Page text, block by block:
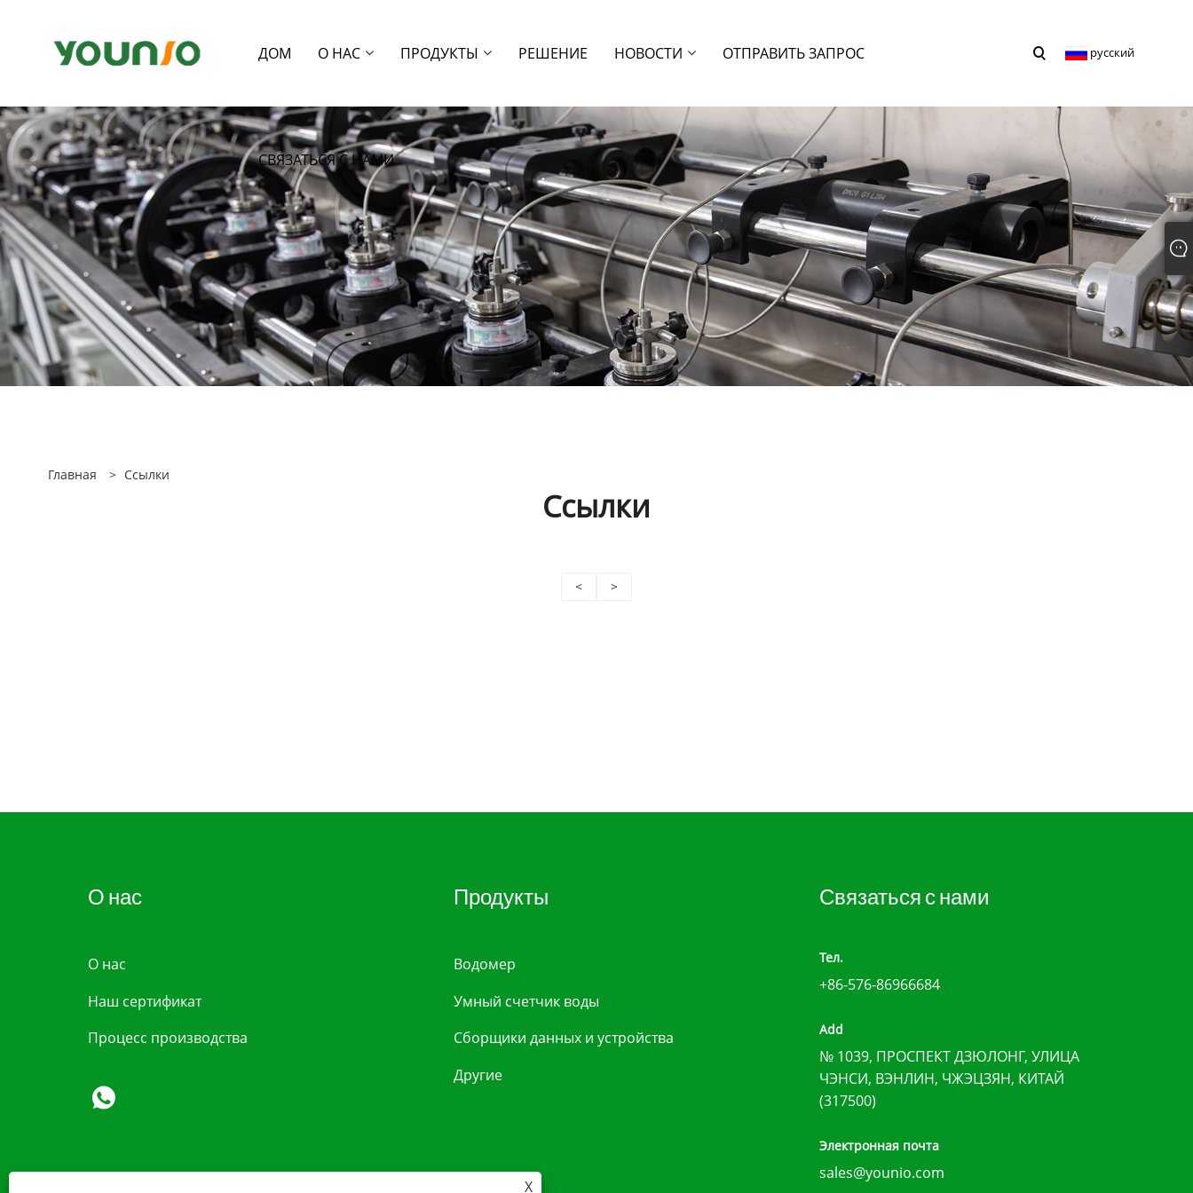
ДОМ О НАС ПРОДУКТЫ РЕШЕНИЕ НОВОСТИ ОТПРАВИТЬ ЗАПРОС
СВЯЗАТЬСЯ С НАМИ
русский
Главная > Ссылки
Ссылки
< >
О нас
О нас
Наш сертификат
Процесс производства
Продукты
Водомер
Умный счетчик воды
Сборщики данных и устройства
Другие
Связаться с нами
Тел.
+86-576-86966684
Add
№ 1039, ПРОСПЕКТ ДЗЮЛОНГ, УЛИЦА
ЧЭНСИ, ВЭНЛИН, ЧЖЭЦЗЯН, КИТАЙ
(317500)
Электронная почта
sales@younio.com
X